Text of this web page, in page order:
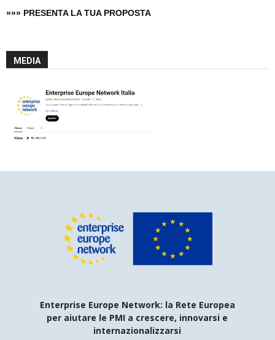
»»» PRESENTA LA TUA PROPOSTA
MEDIA
Enterprise Europe Network: la Rete Europea
per aiutare le PMI a crescere, innovarsi e
internazionalizzarsi